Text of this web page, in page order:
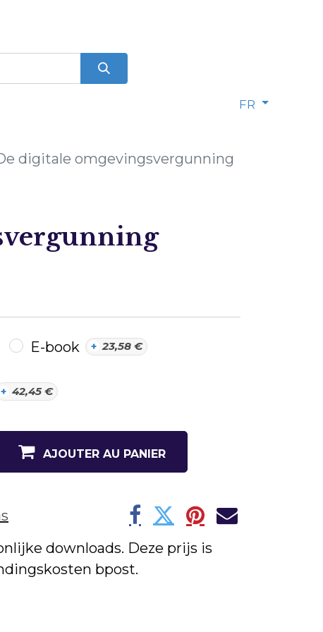
FR
digitale omgevingsvergunning
E-book + 23,58 €
+ 42,45 €
AJOUTER AU PANIER
downloads. Deze prijs is
bpost.